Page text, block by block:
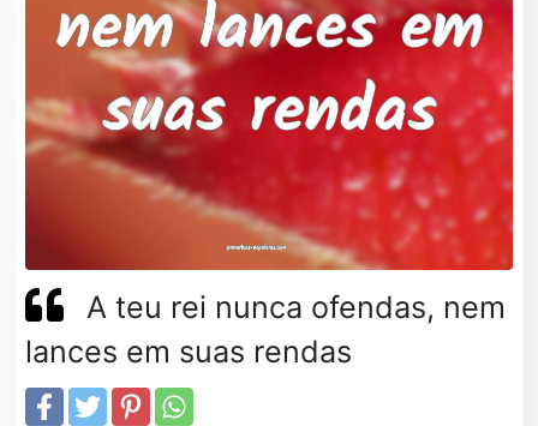
A teu rei nunca ofendas, nem
lances em suas rendas